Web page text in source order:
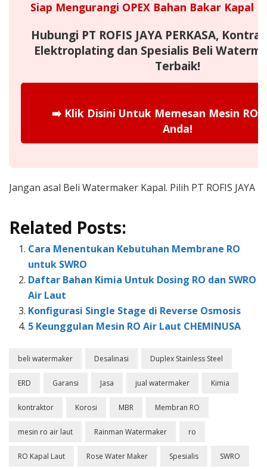
Siap Mengurangi OPEX Bahan Bakar Kapal
Hubungi PT ROFIS JAYA PERKASA,
Elektroplating dan Spesialis Beli
Terbaik!
➡️Klik Disini Untuk Memesan Mesin RO
Anda!
Jangan asal Beli Watermaker Kapal. Pilih PT ROFIS JAYA
Related Posts:
Cara Menentukan Kebutuhan Membrane RO
untuk SWRO
Daftar Bahan Kimia Untuk Dosing RO dan SWRO
Air Laut
Konfigurasi Single Stage di Reverse Osmosis
5 Keunggulan Mesin RO Air Laut CHEMINUSA
beli watermaker Desalinasi Duplex Stainless Steel
ERD Garansi Jasa jual watermaker Kimia
kontraktor Korosi MBR Membran RO
mesin ro air laut Rainman Watermaker ro
RO Kapal Laut Rose Water Maker Spesialis SWRO